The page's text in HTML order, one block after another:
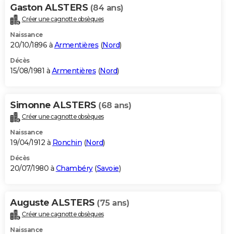
Gaston ALSTERS (84 ans)
Créer une cagnotte obsèques
Naissance
20/10/1896 à Armentières (Nord)
Décès
15/08/1981 à Armentières (Nord)
Simonne ALSTERS (68 ans)
Créer une cagnotte obsèques
Naissance
19/04/1912 à Ronchin (Nord)
Décès
20/07/1980 à Chambéry(Savoie)
Auguste ALSTERS (75 ans)
Créer une cagnotte obsèques
Naissance